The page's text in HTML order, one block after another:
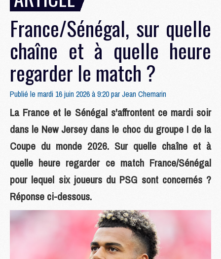
France/Sénégal, sur quelle
chaîne et à quelle heure
regarder le match ?
Publié le mardi 16 juin 2026 à 9:20 parJean Chemarin
La France et le Sénégal s'affrontent ce mardi soir
dans le New Jersey dans le choc du groupe I de la
Coupe du monde 2026. Sur quelle chaîne et à
quelle heure regarder ce match France/Sénégal
pour lequel six joueurs du PSG sont concernés ?
Réponse ci-dessous.